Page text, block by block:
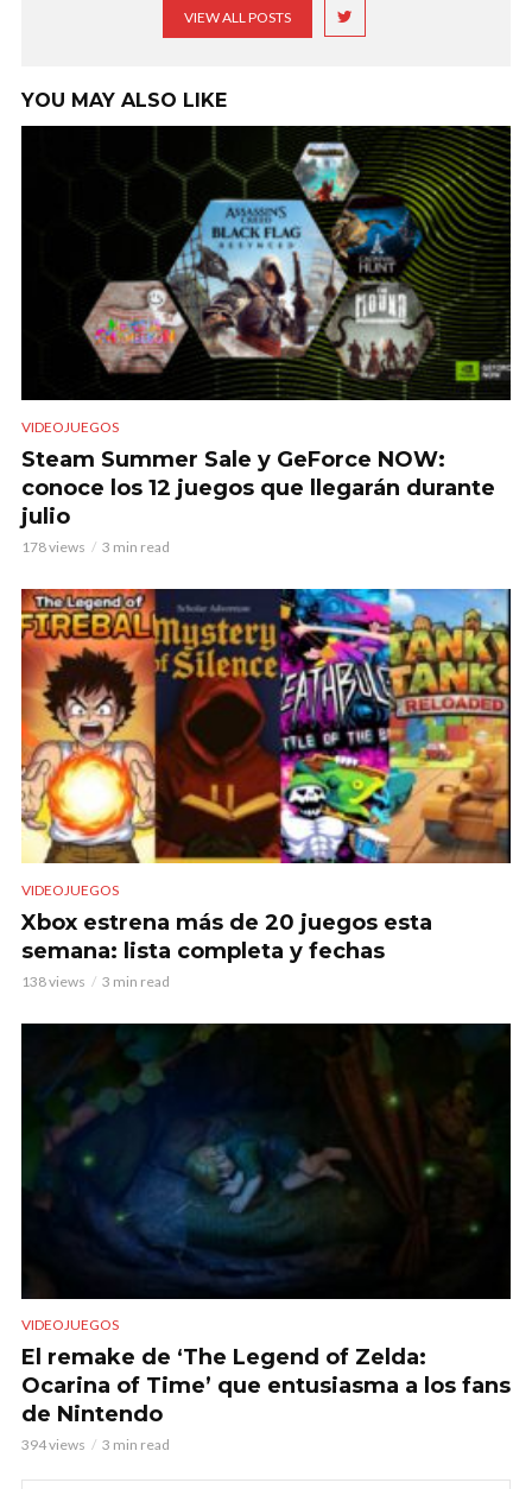
VIEW ALL POSTS
YOU MAY ALSO LIKE
VIDEOJUEGOS
Steam Summer Sale y GeForce NOW:
conoce los 12 juegos que llegarán durante
julio
178 views 3 min read
VIDEOJUEGOS
Xbox estrena más de 20 juegos esta
semana: lista completa y fechas
138 views 3 min read
VIDEOJUEGOS
El remake de ‘The Legend of Zelda:
Ocarina of Time’ que entusiasma a los fans
de Nintendo
394 views 3 min read